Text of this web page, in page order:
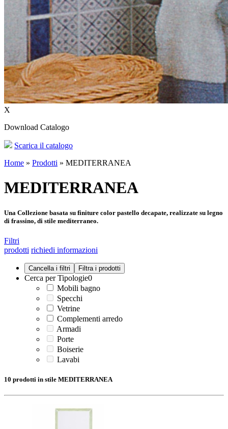
X
Download Catalogo
Scarica il catalogo
Home » Prodotti » MEDITERRANEA
MEDITERRANEA
Una Collezione basata su finiture color pastello decapate, realizzate su legno
di frassino, di stile mediterraneo.
Filtri
prodotti richiedi informazioni
Cerca per Tipologie0
Mobili bagno
Specchi
Vetrine
Complementi arredo
Armadi
Porte
Boiserie
Lavabi
10 prodotti in stile MEDITERRANEA